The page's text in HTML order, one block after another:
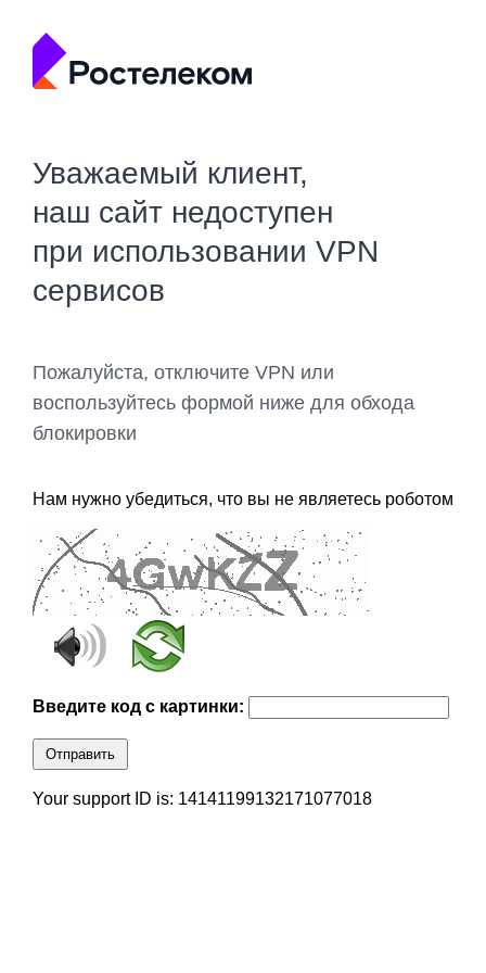
Уважаемый клиент,
наш сайт недоступен
при использовании VPN
сервисов
Пожалуйста, отключите VPN или
воспользуйтесь формой ниже для обхода
блокировки
Нам нужно убедиться, что вы не являетесь роботом
Введите код с картинки:
Отправить
Your support ID is: 14141199132171077018